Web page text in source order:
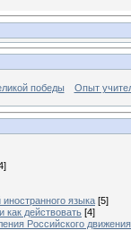
победы Опыт
языка [5]
как действовать [4]
Российского